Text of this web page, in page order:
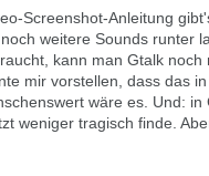
Screenshot-Anleitung
weitere Sounds runter
kann man Gtalk
mir vorstellen, dass das
wäre es. Und:
weniger tragisch finde.